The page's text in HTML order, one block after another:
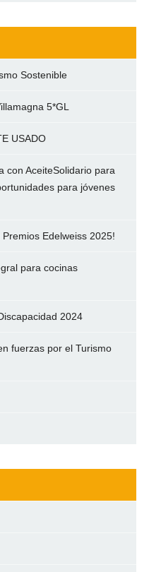
Sostenible
5*GL
USADO
con AceiteSolidario para
para jóvenes
Edelweiss 2025!
para cocinas
2024
fuerzas por el Turismo